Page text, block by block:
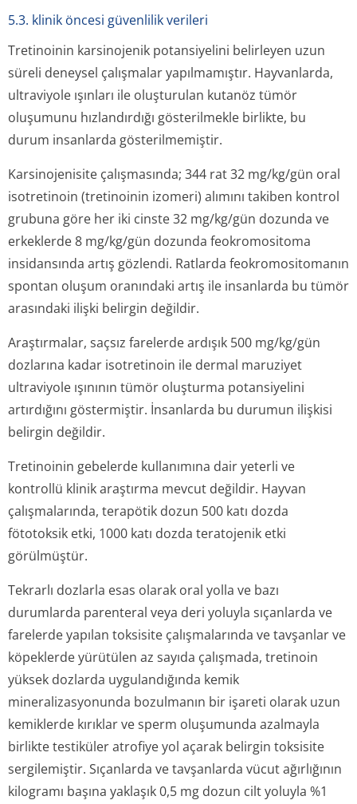
5.3. klinik öncesi güvenlilik verileri
Tretinoinin karsinojenik potansiyelini belirleyen uzun
süreli deneysel çalışmalar yapılmamıştır. Hayvanlarda,
ultraviyole ışınları ile oluşturulan kutanöz tümör
oluşumunu hızlandırdığı gösterilmekle birlikte, bu
durum insanlarda gösterilmemiştir.
Karsinojenisite çalışmasında; 344 rat 32 mg/kg/gün oral
isotretinoin (tretinoinin izomeri) alımını takiben kontrol
grubuna göre her iki cinste 32 mg/kg/gün dozunda ve
erkeklerde 8 mg/kg/gün dozunda feokromositoma
insidansında artış gözlendi. Ratlarda feokromositomanın
spontan oluşum oranındaki artış ile insanlarda bu tümör
arasındaki ilişki belirgin değildir.
Araştırmalar, saçsız farelerde ardışık 500 mg/kg/gün
dozlarına kadar isotretinoin ile dermal maruziyet
ultraviyole ışınının tümör oluşturma potansiyelini
artırdığını göstermiştir. İnsanlarda bu durumun ilişkisi
belirgin değildir.
Tretinoinin gebelerde kullanımına dair yeterli ve
kontrollü klinik araştırma mevcut değildir. Hayvan
çalışmalarında, terapötik dozun 500 katı dozda
fötotoksik etki, 1000 katı dozda teratojenik etki
görülmüştür.
Tekrarlı dozlarla esas olarak oral yolla ve bazı
durumlarda parenteral veya deri yoluyla sıçanlarda ve
farelerde yapılan toksisite çalışmalarında ve tavşanlar ve
köpeklerde yürütülen az sayıda çalışmada, tretinoin
yüksek dozlarda uygulandığında kemik
mineralizasyonunda bozulmanın bir işareti olarak uzun
kemiklerde kırıklar ve sperm oluşumunda azalmayla
birlikte testiküler atrofiye yol açarak belirgin toksisite
sergilemiştir. Sıçanlarda ve tavşanlarda vücut ağırlığının
kilogramı başına yaklaşık 0,5 mg dozun cilt yoluyla %1